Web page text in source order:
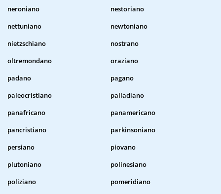
neroniano
nestoriano
nettuniano
newtoniano
nietzschiano
nostrano
oltremondano
oraziano
padano
pagano
paleocristiano
palladiano
panafricano
panamericano
pancristiano
parkinsoniano
persiano
piovano
plutoniano
polinesiano
poliziano
pomeridiano